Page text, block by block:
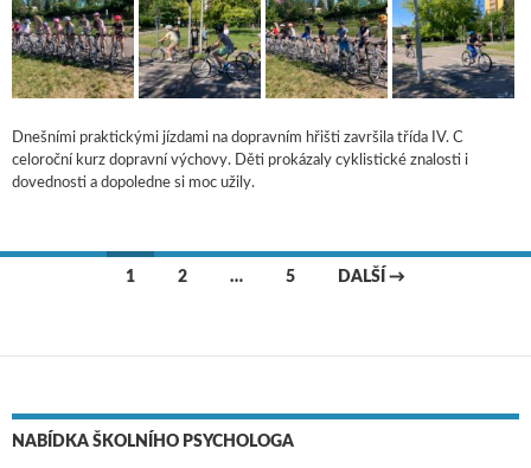
Dnešními praktickými jízdami na dopravním hřišti završila třída IV. C
celoroční kurz dopravní výchovy. Děti prokázaly cyklistické znalosti i
dovednosti a dopoledne si moc užily.
1 2 … 5 DALŠÍ →
NABÍDKA ŠKOLNÍHO PSYCHOLOGA